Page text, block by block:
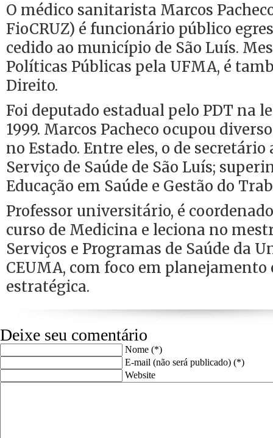
O médico sanitarista Marcos
FioCRUZ) é funcionário público
cedido ao município de São Luís.
Políticas Públicas pela UFMA, é
Direito.
Foi deputado estadual pelo PDT na
1999. Marcos Pacheco ocupou
no Estado. Entre eles, o de secretário
Serviço de Saúde de São Luís;
Educação em Saúde e Gestão do
Professor universitário, é
curso de Medicina e leciona no
Serviços e Programas de Saúde da
CEUMA, com foco em planejamento
estratégica.
Deixe seu comentário
Nome (*)
E-mail (não será publicado) (*)
Website